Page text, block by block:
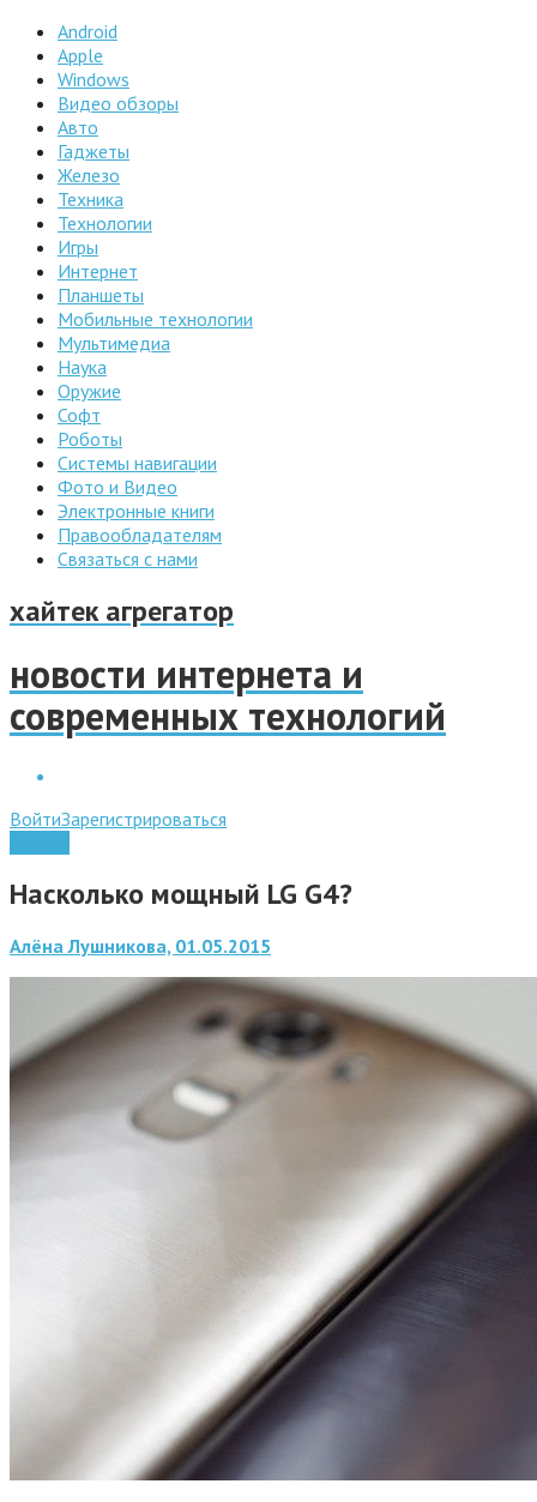
Android
Apple
Windows
Видео обзоры
Авто
Гаджеты
Железо
Техника
Технологии
Игры
Интернет
Планшеты
Мобильные технологии
Мультимедиа
Наука
Оружие
Софт
Роботы
Системы навигации
Фото и Видео
Электронные книги
Правообладателям
Связаться с нами
хайтек агрегатор
новости интернета и
современных технологий
ВойтиЗарегистрироваться
Насколько мощный LG G4?
Алёна Лушникова, 01.05.2015